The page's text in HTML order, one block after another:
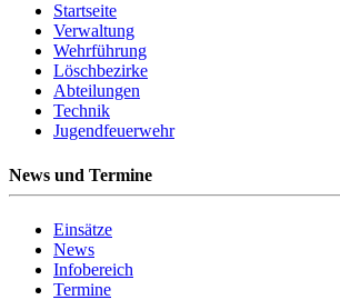
Startseite
Verwaltung
Wehrführung
Löschbezirke
Abteilungen
Technik
Jugendfeuerwehr
News und Termine
Einsätze
News
Infobereich
Termine